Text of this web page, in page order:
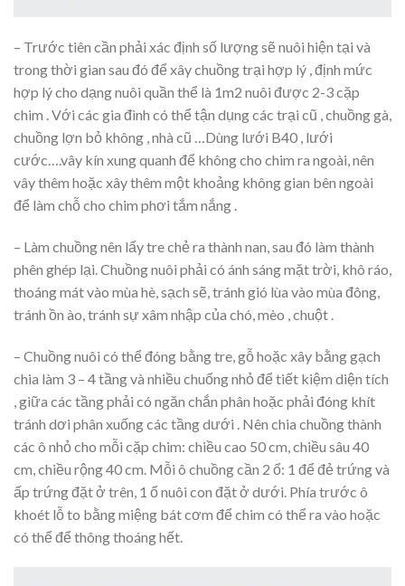
– Trước tiên cần phải xác định số lượng sẽ nuôi hiện tại và
trong thời gian sau đó để xây chuồng trại hợp lý , định mức
hợp lý cho dạng nuôi quần thể là 1m2 nuôi được 2-3 cặp
chim . Với các gia đình có thể tận dụng các trại cũ , chuồng gà,
chuồng lợn bỏ không , nhà cũ …Dùng lưới B40 , lưới
cước….vây kín xung quanh để không cho chim ra ngoài, nên
vây thêm hoặc xây thêm một khoảng không gian bên ngoài
để làm chỗ cho chim phơi tắm nắng .
– Làm chuồng nên lấy tre chẻ ra thành nan, sau đó làm thành
phên ghép lại. Chuồng nuôi phải có ánh sáng mặt trời, khô ráo,
thoáng mát vào mùa hè, sạch sẽ, tránh gió lùa vào mùa đông,
tránh ồn ào, tránh sự xâm nhập của chó, mèo , chuột .
– Chuồng nuôi có thể đóng bằng tre, gỗ hoặc xây bằng gạch
chia làm 3 – 4 tầng và nhiều chuống nhỏ để tiết kiệm diện tích
, giữa các tầng phải có ngăn chắn phân hoặc phải đóng khít
tránh dơi phân xuống các tầng dưới . Nên chia chuồng thành
các ô nhỏ cho mỗi cặp chim: chiều cao 50 cm, chiều sâu 40
cm, chiều rộng 40 cm. Mỗi ô chuồng cần 2 ổ: 1 để đẻ trứng và
ấp trứng đặt ở trên, 1 ổ nuôi con đặt ở dưới. Phía trước ô
khoét lỗ to bằng miệng bát cơm để chim có thể ra vào hoặc
có thể để thông thoáng hết.